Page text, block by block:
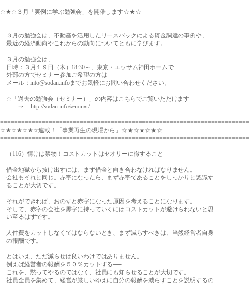
========================================================================
☆★☆３月「実例に学ぶ勉強会」を開催します☆★☆
========================================================================
３月の勉強会は、不動産を活用したリースバックによる資金調達の事例や、
最近の経済動向やこれからの動向についてともに学びます。
３月の勉強会は、
日時：３月１９日（木）18:30～、東京・エッサム神田ホームで
外部の方でセミナー参加ご希望の方は
メール：info@sodan.infoまでお気軽にお問い合わせください。
☆「過去の勉強会（セミナー）」の内容はこちらでご覧いただけます
⇒ http://sodan.info/seminar/
========================================================================
☆★☆★☆★☆連載！「事業再生の現場から」☆★☆★☆★☆
========================================================================
（116）情けは禁物！コストカットはセオリーに徹すること
借金地獄から抜け出すには、まず借金と向き合わなければなりません。
会社もそれと同じ。赤字になったら、まず赤字であることをしっかりと認識す
ることが大切です。
それができれば、おのずと赤字になった原因を考えることになります。
そして、赤字の会社を黒字に持っていくにはコストカットが避けられないと思
い至るはずです。
人件費をカットしなくてはならないとき、まず減らすべきは、当然経営者自身
の報酬です。
とはいえ、ただ減らせば良いわけではありません。
例えば経営者の報酬を５０％カットする──
これを、黙ってやるのではなく、社員にも知らせることが大切です。
社員全員を集めて、経営が厳しいゆえに自分の報酬を減らすことを説明するの